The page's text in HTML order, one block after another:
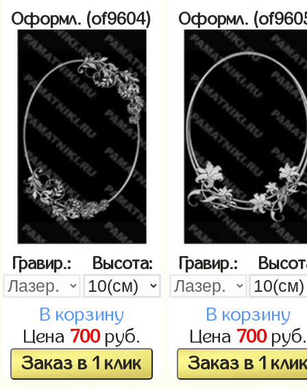
Оформл. (of9604)
Гравир.: Высота:
В корзину
Цена 700руб.
Заказ в 1 клик
Оформл.
Гравир.:
В корзину
Цена 700руб.
Заказ в 1